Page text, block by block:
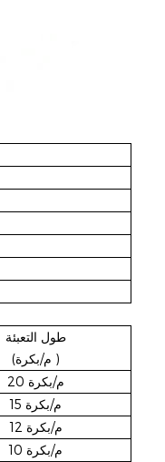
طول التعبئة
)
20 م/بكرة
15 م/بكرة
12 م/بكرة
10 م/بكرة